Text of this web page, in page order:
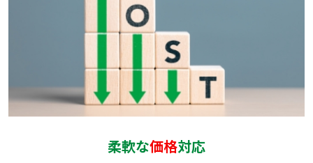
柔軟な価格対応